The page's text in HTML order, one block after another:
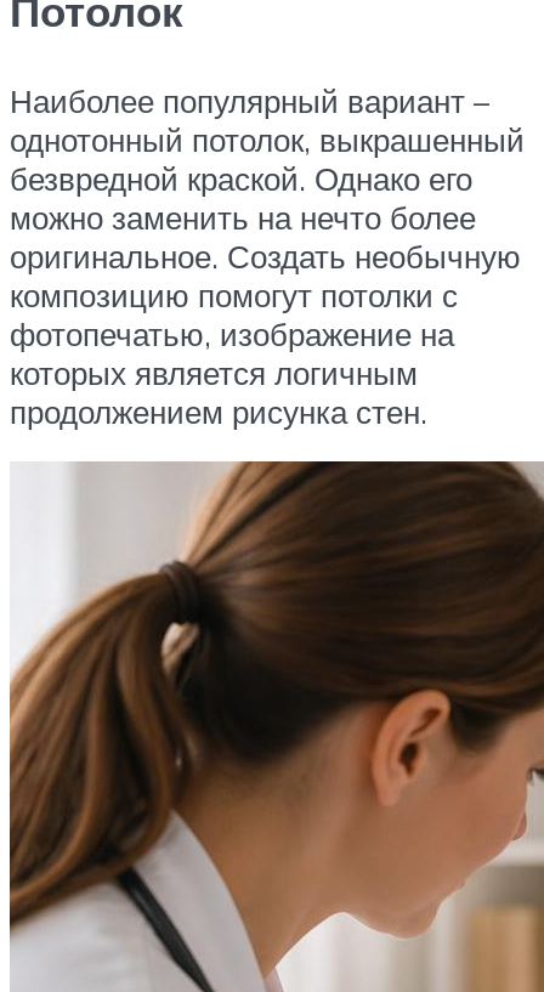
Потолок
Наиболее популярный вариант –
однотонный потолок, выкрашенный
безвредной краской. Однако его
можно заменить на нечто более
оригинальное. Создать необычную
композицию помогут потолки с
фотопечатью, изображение на
которых является логичным
продолжением рисунка стен.